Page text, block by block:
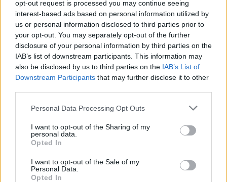
opt-out request is processed you may continue seeing
interest-based ads based on personal information utilized by
us or personal information disclosed to third parties prior to
your opt-out. You may separately opt-out of the further
disclosure of your personal information by third parties on the
IAB’s list of downstream participants. This information may
also be disclosed by us to third parties on the IAB’s List of
Downstream Participants that may further disclose it to other
Please note that this website/app uses one or more Google
not limited to your visit or usage behaviour. You may click to
grant or deny consent to Google and its third-party tags to
use your data for below specified purposes in below Google
consent section.
Personal Data Processing Opt Outs
I want to opt-out of the Sharing of my
personal data.
Opted In
I want to opt-out of the Sale of my
Personal Data.
Opted In
#BULVÁR HARRY HERCEG #
#II. ERZSÉBET #BRIT #AMERIKAI #KIRÁLYNŐ
Népszerű